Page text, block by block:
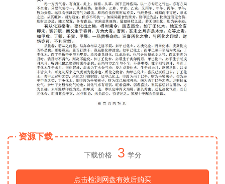
资源下载
下载价格 3 学分
点击检测网盘有效后购买